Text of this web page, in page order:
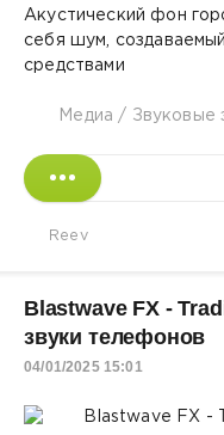
Акустический фон
себя шум,
средствами
Медиа / Звуковые
Reev
Blastwave FX -
звуки телефонов
04/01/2025 15:01